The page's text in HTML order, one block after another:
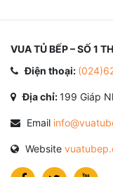
VUA TỦ BẾP – SỐ 1
Điện thoại:
Địa chỉ:199 Giáp
Email
Website